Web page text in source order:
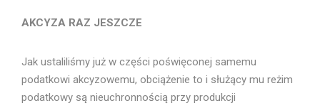
AKCYZA RAZ JESZCZE
Jak ustaliliśmy już w części poświęconej samemu
podatkowi akcyzowemu, obciążenie to i służący mu reżim
podatkowy są nieuchronnością przy produkcji